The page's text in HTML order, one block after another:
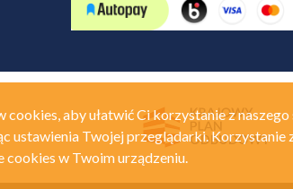
cookies, aby ułatwić Ci korzystanie z
ustawienia Twojej przeglądarki.
cookies w Twoim urządzeniu.